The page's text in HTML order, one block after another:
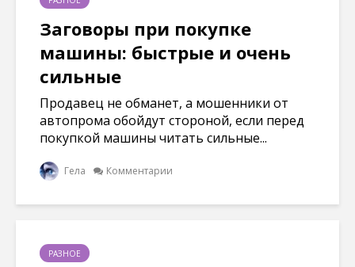
Заговоры при покупке
машины: быстрые и очень
сильные
Продавец не обманет, а мошенники от
автопрома обойдут стороной, если перед
покупкой машины читать сильные...
Гела Комментарии
РАЗНОЕ